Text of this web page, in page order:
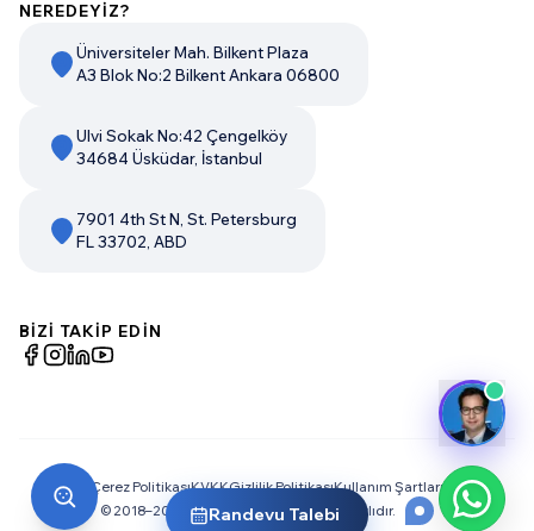
NEREDEYİZ?
Üniversiteler Mah. Bilkent Plaza
A3 Blok No:2 Bilkent Ankara 06800
Ulvi Sokak No:42 Çengelköy
34684 Üsküdar, İstanbul
7901 4th St N, St. Petersburg
FL 33702, ABD
BİZİ TAKİP EDİN
Çerez PolitikasıKVKKGizlilik PolitikasıKullanım Şartları
© 2018–2026 Dream Big. Tüm Hakları Saklıdır.
Randevu Talebi